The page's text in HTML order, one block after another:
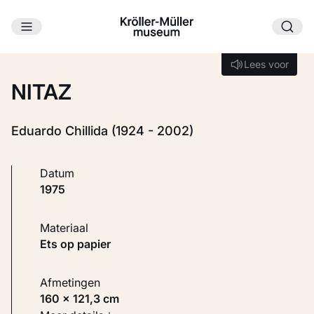
Ga naar hoofdinhoud
Lees voor
Lees voor
NITAZ
Eduardo Chillida (1924 - 2002)
Datum
1975
Materiaal
Ets op papier
Afmetingen
160 × 121,3 cm